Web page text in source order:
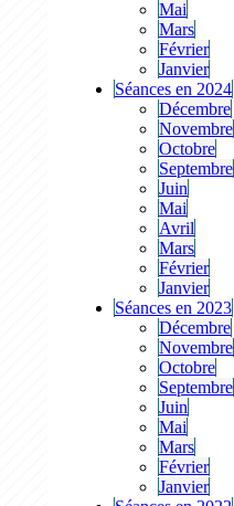
Mai
Mars
Février
Janvier
Séances en 2024
Décembre
Novembre
Octobre
Septembre
Juin
Mai
Avril
Mars
Février
Janvier
Séances en 2023
Décembre
Novembre
Octobre
Septembre
Juin
Mai
Mars
Février
Janvier